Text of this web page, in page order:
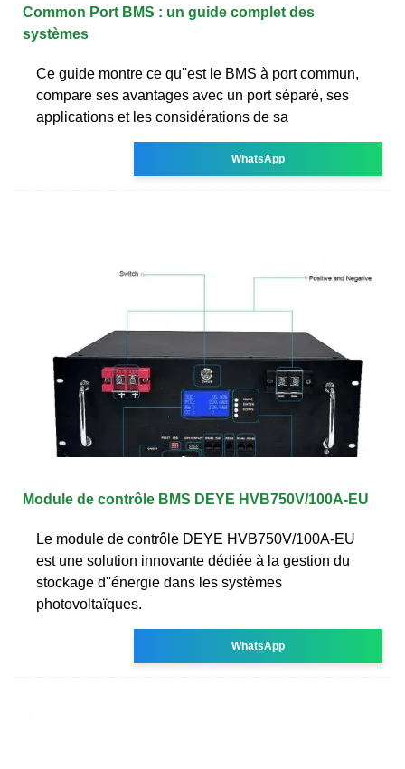
Common Port BMS : un guide complet des
systèmes
Ce guide montre ce qu''est le BMS à port commun,
compare ses avantages avec un port séparé, ses
applications et les considérations de sa
WhatsApp
Module de contrôle BMS DEYE HVB750V/100A-EU
Le module de contrôle DEYE HVB750V/100A-EU
est une solution innovante dédiée à la gestion du
stockage d''énergie dans les systèmes
photovoltaïques.
WhatsApp